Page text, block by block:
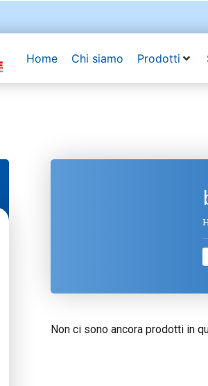
Home Chi siamo Prodotti
Non ci sono ancora prodotti in